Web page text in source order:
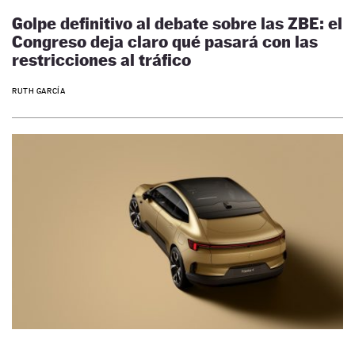
Golpe definitivo al debate sobre las ZBE: el
Congreso deja claro qué pasará con las
restricciones al tráfico
RUTH GARCÍA